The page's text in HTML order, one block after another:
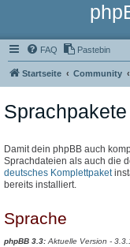
FAQ Pastebin
Startseite Community
Sprachpakete
Damit dein phpBB auch
Sprachdateien als auch die
deutsches Komplettpaket
bereits installiert.
Sprache
phpBB 3.3:Aktuelle Version -